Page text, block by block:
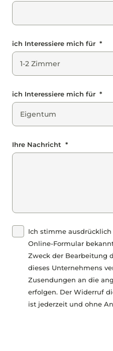
ich Interessiere mich für *
ich Interessiere mich für *
Ihre Nachricht *
Ich stimme
Online-Formular
Zweck der Bearbeitung
dieses Unternehmens
Zusendungen an die
erfolgen. Der Widerruf
ist jederzeit und ohne